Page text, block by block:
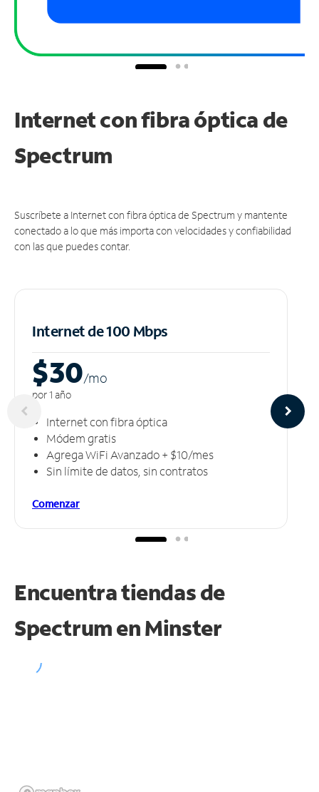
Internet con fibra óptica de
Spectrum
Suscríbete a Internet con fibra óptica de Spectrum y mantente
conectado a lo que más importa con velocidades y confiabilidad
con las que puedes contar.
Internet de 100 Mbps
$30/mo
por 1 año
Internet con fibra óptica
Módem gratis
Agrega WiFi Avanzado + $10/mes
Sin límite de datos, sin contratos
Comenzar
Encuentra tiendas de
Spectrum enMinster